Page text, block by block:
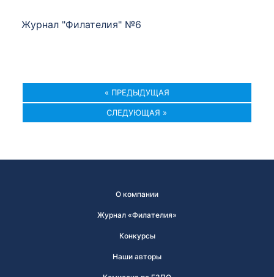
Журнал "Филателия" №6
« ПРЕДЫДУЩАЯ
СЛЕДУЮЩАЯ »
О компании
Журнал «Филателия»
Конкурсы
Наши авторы